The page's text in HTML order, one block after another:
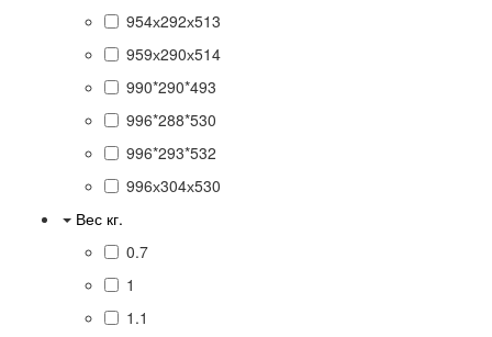
954х292х513
959х290х514
990*290*493
996*288*530
996*293*532
996х304х530
Вес кг.
0.7
1
1.1